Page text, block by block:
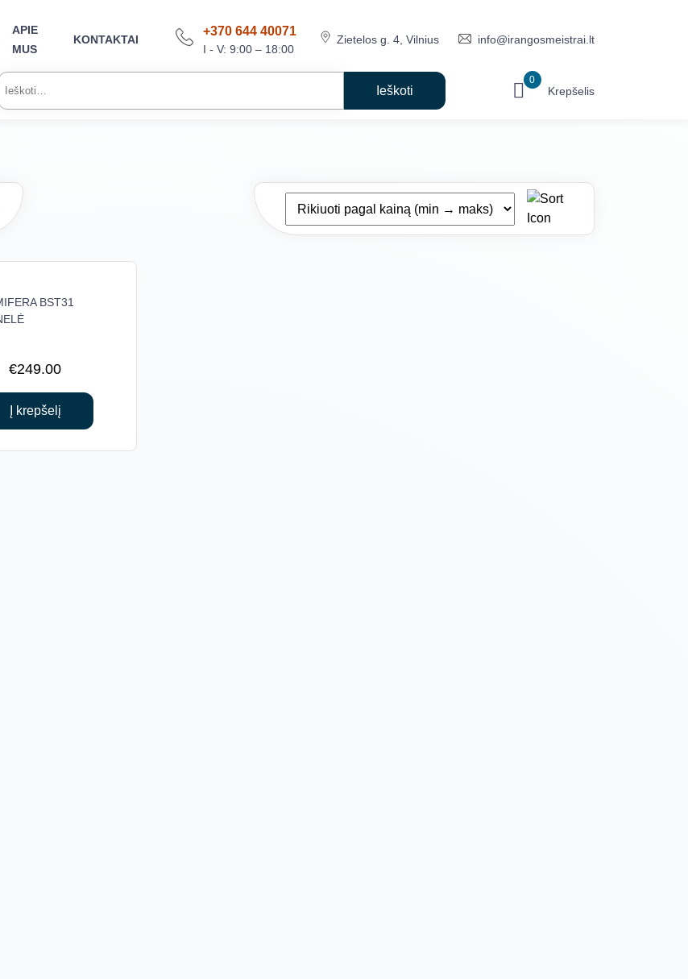
APIE
MUS
KONTAKTAI
+370 644 40071
I - V: 9:00 – 18:00
Zietelos g. 4, Vilnius info@irangosmeistrai.lt
0
Krepšelis
BST31
€249.00
Į krepšelį